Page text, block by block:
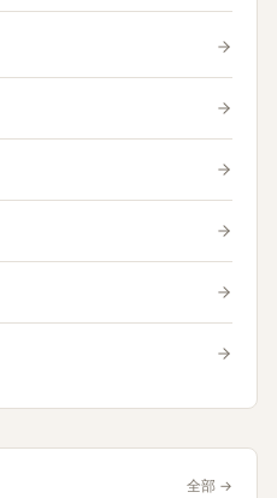
全部 →